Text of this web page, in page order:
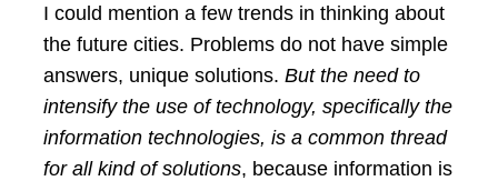
I could mention a few trends in thinking about
the future cities. Problems do not have simple
answers, unique solutions. But the need to
intensify the use of technology, specifically the
information technologies, is a common thread
for all kind of solutions, because information is